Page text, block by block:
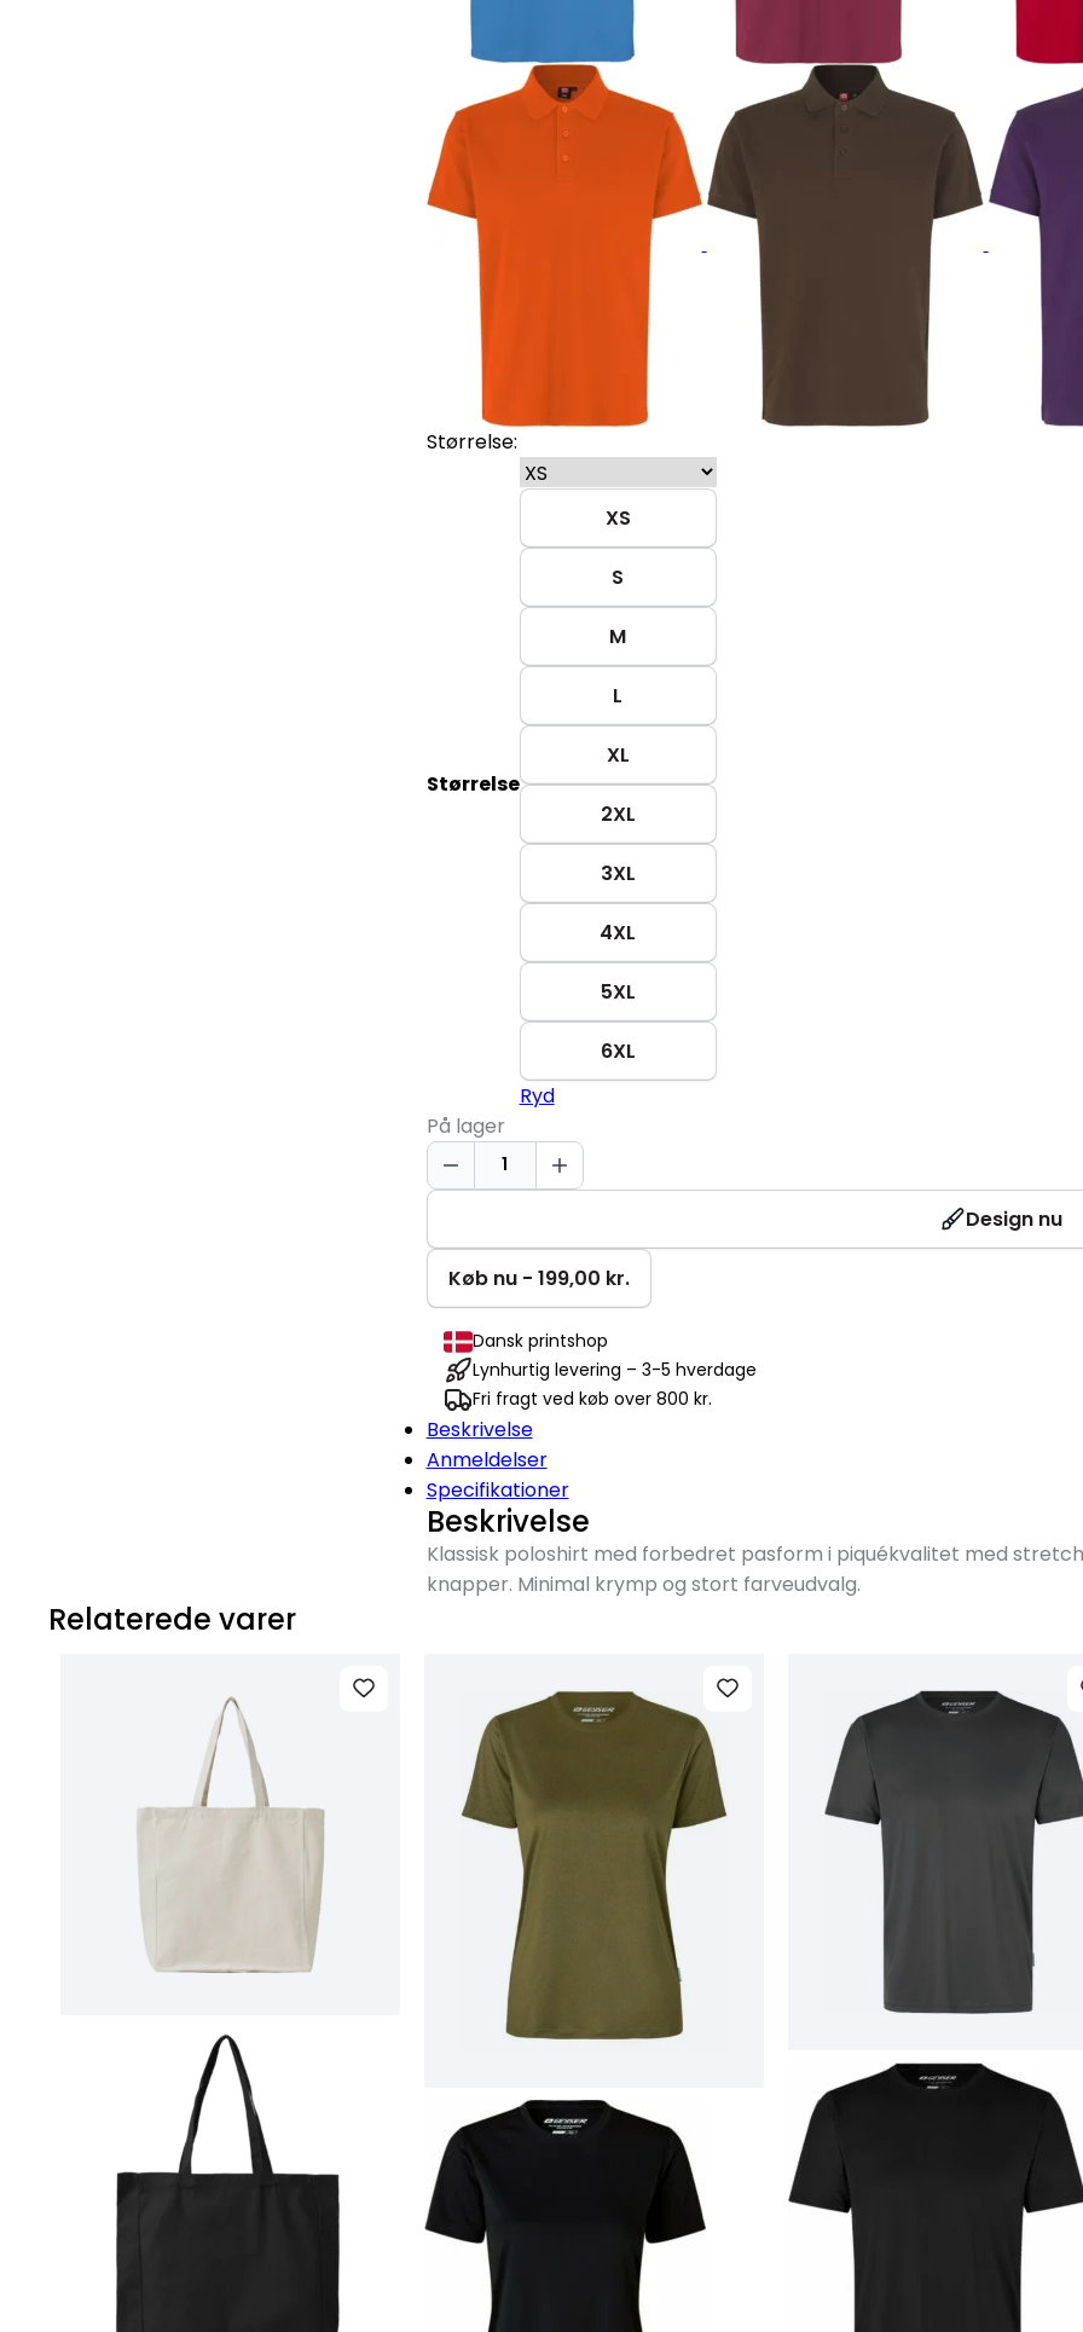
Størrelse:
Størrelse
XS
S
M
L
XL
2XL
3XL
4XL
5XL
6XL
Ryd
På lager
Poloshirt
|
antal
Design nu
Køb nu - 199,00 kr.
Dansk printshop
Lynhurtig levering – 3-5 hverdage
Fri fragt ved køb over 800 kr.
Beskrivelse
Anmeldelser
Specifikationer
Beskrivelse
Klassisk poloshirt med forbedret pasform i piquékvalitet med
knapper. Minimal krymp og stort farveudvalg.
Relaterede varer